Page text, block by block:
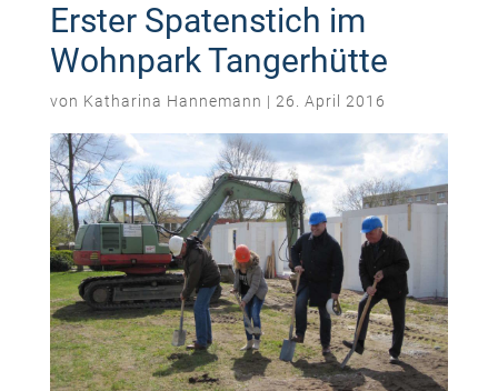
Erster Spatenstich im
Wohnpark Tangerhütte
von Katharina Hannemann | 26. April 2016